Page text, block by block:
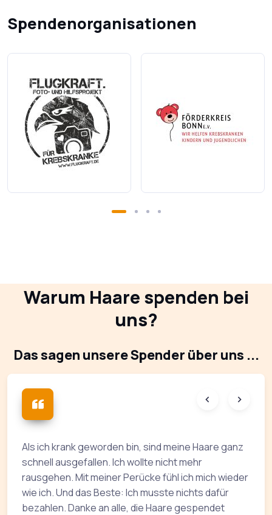
Spendenorganisationen
Warum Haare spenden bei
uns?
Das sagen unsere Spender über uns ...
Als ich krank geworden bin, sind meine Haare ganz
schnell ausgefallen. Ich wollte nicht mehr
rausgehen. Mit meiner Perücke fühl ich mich wieder
wie ich. Und das Beste: Ich musste nichts dafür
bezahlen. Danke an alle, die Haare gespendet